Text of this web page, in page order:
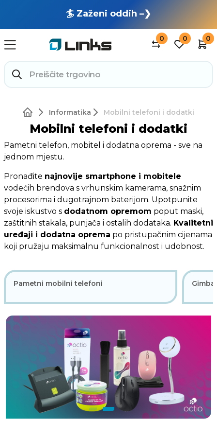
🏄 Zaženi oddih –❯
0 0 0
Informatika Mobilni telefoni i dodatki
Mobilni telefoni i dodatki
Pametni telefon, mobitel i dodatna oprema - sve na
jednom mjestu.
Pronađite najnovije smartphone i mobitele
vodećih brendova s vrhunskim kamerama, snažnim
procesorima i dugotrajnom baterijom. Upotpunite
svoje iskustvo s dodatnom opremom poput maski,
zaštitnih stakala, punjača i ostalih dodataka. Kvalitetni
uređaji i dodatna oprema po pristupačnim cijenama
koji pružaju maksimalnu funkcionalnost i udobnost.
Pametni mobilni telefoni